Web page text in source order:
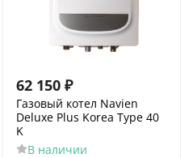
62 150 ₽
Газовый котел Navien
Deluxe Plus Korea Type 40
K
В наличии